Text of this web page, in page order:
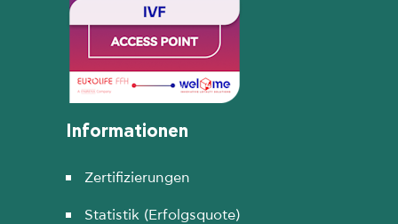
Informationen
Zertifizierungen
Statistik (Erfolgsquote)